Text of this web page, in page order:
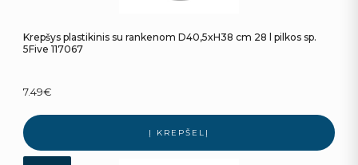
Krepšys plastikinis su rankenom D40,5xH38 cm 28 l pilkos sp.
5Five 117067
7.49€
Į KREPŠELĮ